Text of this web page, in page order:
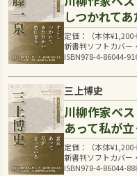
しつかれて
定価：（本体¥1,200
新書判ソフトカバー
ISBN978-4-86044-
三上博史
川柳作家ベ
あって私が
定価：（本体¥1,200
新書判ソフトカバー
ISBN978-4-86044-